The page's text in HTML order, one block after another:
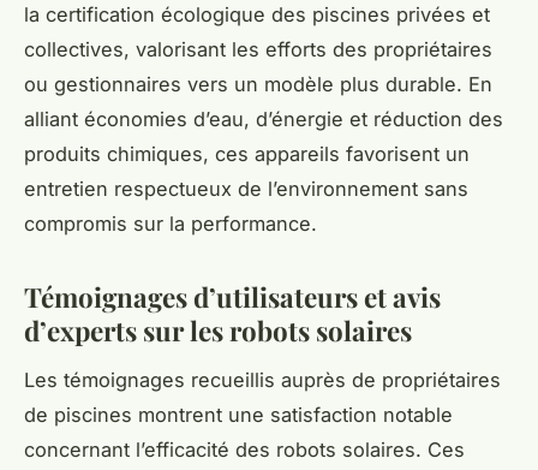
la certification écologique des piscines privées et
collectives, valorisant les efforts des propriétaires
ou gestionnaires vers un modèle plus durable. En
alliant économies d’eau, d’énergie et réduction des
produits chimiques, ces appareils favorisent un
entretien respectueux de l’environnement sans
compromis sur la performance.
Témoignages d’utilisateurs et avis
d’experts sur les robots solaires
Les témoignages recueillis auprès de propriétaires
de piscines montrent une satisfaction notable
concernant l’efficacité des robots solaires. Ces